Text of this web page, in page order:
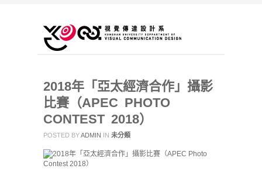
2018年「亞太經濟合作」攝影
比賽（APEC PHOTO
CONTEST 2018）
POSTED BYADMIN IN 未分類